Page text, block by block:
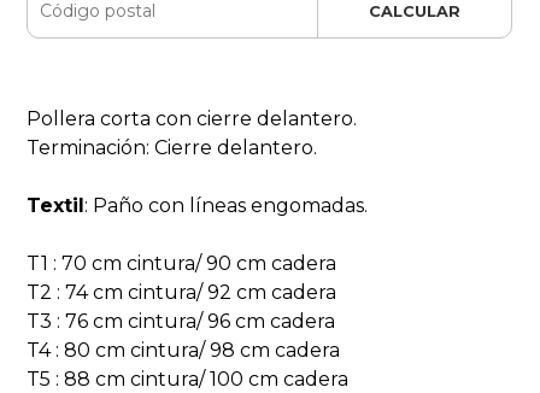
CALCULAR
Pollera corta con cierre delantero.
Terminación: Cierre delantero.
Textil: Paño con líneas engomadas.
T1 : 70 cm cintura/ 90 cm cadera
T2 : 74 cm cintura/ 92 cm cadera
T3 : 76 cm cintura/ 96 cm cadera
T4 : 80 cm cintura/ 98 cm cadera
T5 : 88 cm cintura/ 100 cm cadera